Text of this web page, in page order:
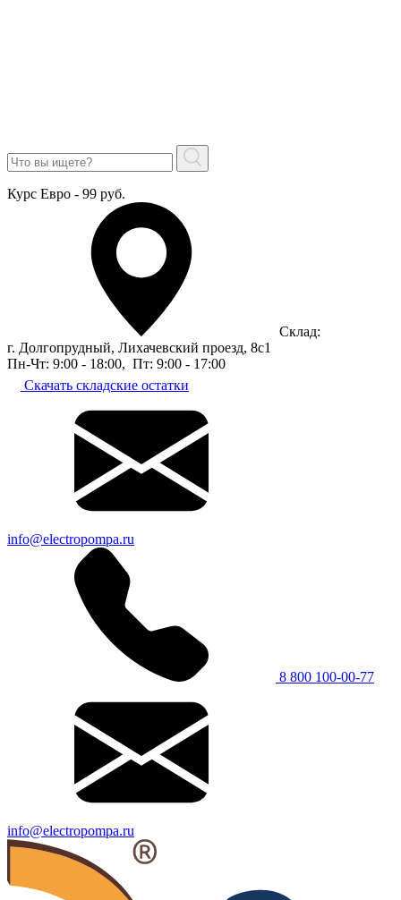
Курс Евро - 99 руб.
Склад:
г. Долгопрудный, Лихачевский проезд, 8c1
Пн-Чт: 9:00 - 18:00, Пт: 9:00 - 17:00
Скачать складские остатки
info@electropompa.ru
8 800 100-00-77
info@electropompa.ru